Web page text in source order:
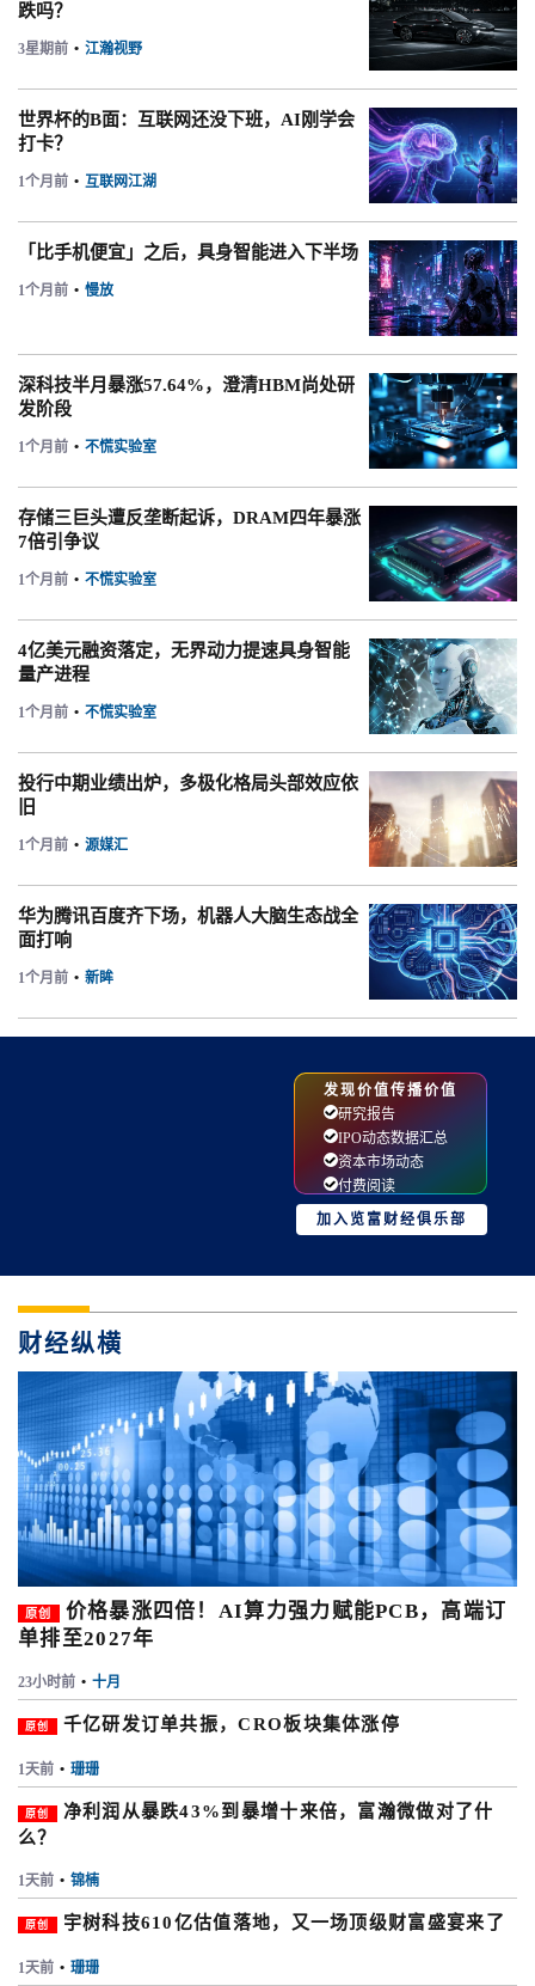
跌吗？
3星期前 • 江瀚视野
世界杯的B面：互联网还没下班，AI刚学会
打卡？
1个月前 • 互联网江湖
「比手机便宜」之后，具身智能进入下半场
1个月前 • 慢放
深科技半月暴涨57.64%，澄清HBM尚处研
发阶段
1个月前 • 不慌实验室
存储三巨头遭反垄断起诉，DRAM四年暴涨
7倍引争议
1个月前 • 不慌实验室
4亿美元融资落定，无界动力提速具身智能
量产进程
1个月前 • 不慌实验室
投行中期业绩出炉，多极化格局头部效应依
旧
1个月前 • 源媒汇
华为腾讯百度齐下场，机器人大脑生态战全
面打响
1个月前 • 新眸
发现价值传播价值
研究报告
IPO动态数据汇总
资本市场动态
付费阅读
加入览富财经俱乐部
财经纵横
原创
价格暴涨四倍！AI算力强力赋能PCB，高端订
单排至2027年
23小时前 • 十月
原创 千亿研发订单共振，CRO板块集体涨停
1天前 • 珊珊
原创
净利润从暴跌43%到暴增十来倍，富瀚微做对了什
么？
1天前 • 锦楠
原创 宇树科技610亿估值落地，又一场顶级财富盛宴来了
1天前 • 珊珊